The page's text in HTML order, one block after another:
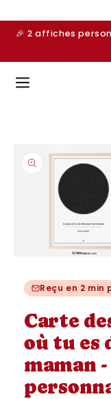
au
contenu
🎉 2 affiches
informations
produits
média
fenêtre
modale
Reçu en 2 min
Carte
où tu es
maman